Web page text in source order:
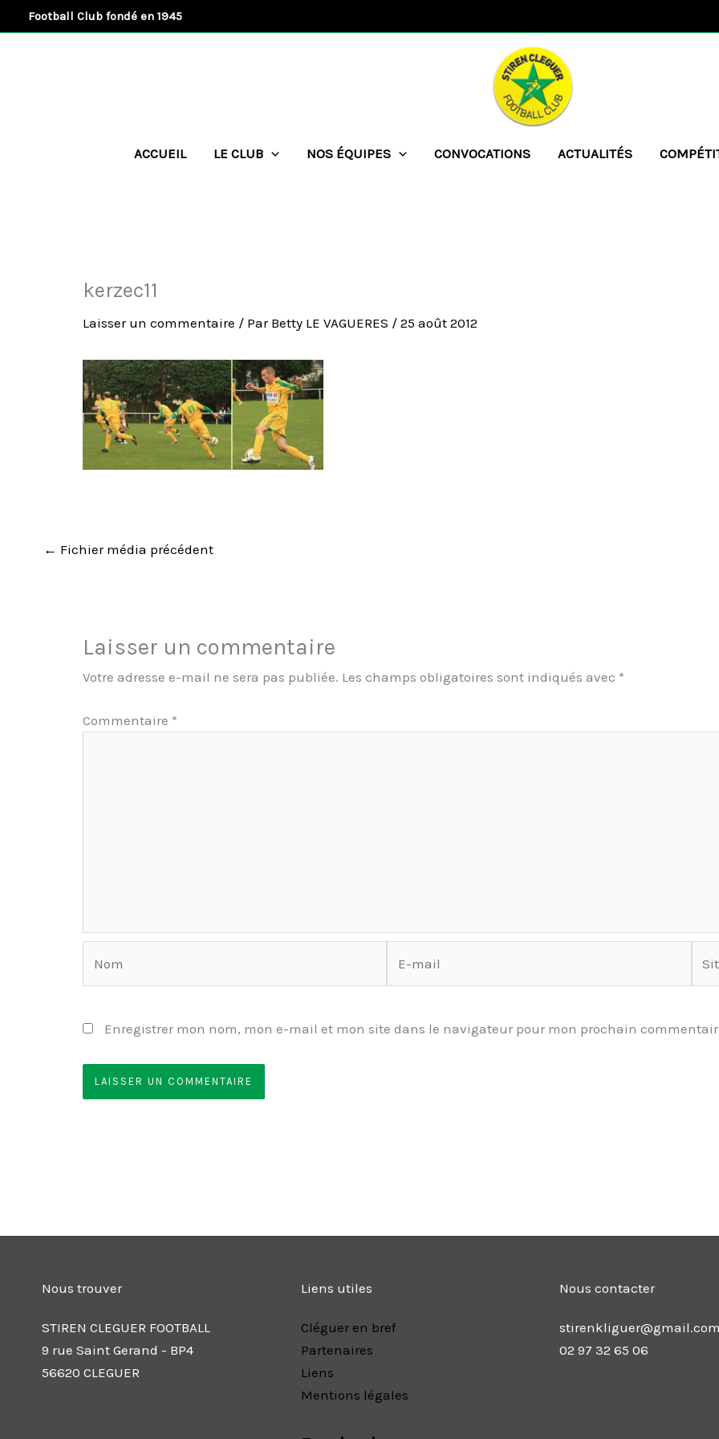
au
Football Club fondé en 1945
ACCUEIL LE CLUB NOS ÉQUIPES CONVOCATIONS ACTUALITÉS
kerzec11
Laisser un commentaire / Par Betty LE VAGUERES / 25 août 2012
← Fichier média précédent
Laisser un commentaire
Votre adresse e-mail ne sera pas publiée. Les champs obligatoires sont indiqués avec *
Commentaire *
Enregistrer mon nom, mon e-mail et mon site dans le navigateur pour mon prochain
Nous trouver
STIREN CLEGUER FOOTBALL
9 rue Saint Gerand - BP4
56620 CLEGUER
Liens utiles
Cléguer en bref
Partenaires
Liens
Mentions légales
Nous contacter
02 97 32 65 06